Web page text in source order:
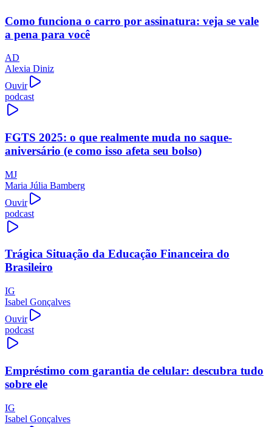
Como funciona o carro por assinatura: veja se vale
a pena para você
AD
Alexia Diniz
Ouvir
podcast
FGTS 2025: o que realmente muda no saque-
aniversário (e como isso afeta seu bolso)
MJ
Maria Júlia Bamberg
Ouvir
podcast
Trágica Situação da Educação Financeira do
Brasileiro
IG
Isabel Gonçalves
Ouvir
podcast
Empréstimo com garantia de celular: descubra tudo
sobre ele
IG
Isabel Gonçalves